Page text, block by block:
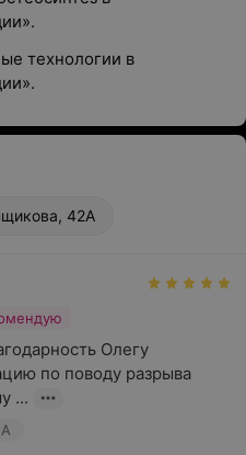
технологии в
42А
Олегу
по поводу разрыва
...